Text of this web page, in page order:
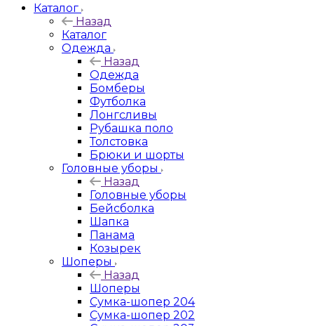
Каталог
Назад
Каталог
Одежда
Назад
Одежда
Бомберы
Футболка
Лонгсливы
Рубашка поло
Толстовка
Брюки и шорты
Головные уборы
Назад
Головные уборы
Бейсболка
Шапка
Панама
Козырек
Шоперы
Назад
Шоперы
Сумка-шопер 204
Сумка-шопер 202